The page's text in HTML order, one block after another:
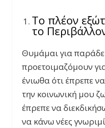
Το πλέον
το
Θυμάμαι για
προετοιμαζόμουν
ένιωθα ότι έπρεπε
την κοινωνική μου
έπρεπε να
να κάνω νέες